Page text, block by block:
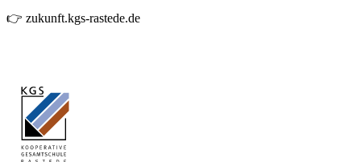
👉 zukunft.kgs-rastede.de